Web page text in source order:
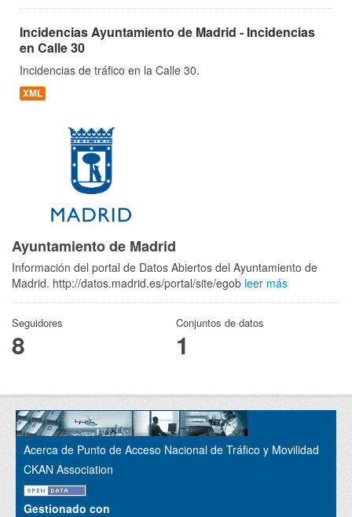
Incidencias Ayuntamiento de Madrid - Incidencias
en Calle 30
Incidencias de tráfico en la Calle 30.
XML
Ayuntamiento de Madrid
Información del portal de Datos Abiertos del Ayuntamiento de
Madrid. http://datos.madrid.es/portal/site/egob leer más
Seguidores
8
Conjuntos de datos
1
Acerca de Punto de Acceso Nacional de Tráfico y Movilidad
CKAN Association
Gestionado con